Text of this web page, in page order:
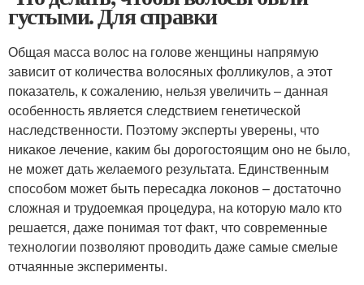
густыми. Для справки
Общая масса волос на голове женщины напрямую
зависит от количества волосяных фолликулов, а этот
показатель, к сожалению, нельзя увеличить – данная
особенность является следствием генетической
наследственности. Поэтому эксперты уверены, что
никакое лечение, каким бы дорогостоящим оно не было,
не может дать желаемого результата. Единственным
способом может быть пересадка локонов – достаточно
сложная и трудоемкая процедура, на которую мало кто
решается, даже понимая тот факт, что современные
технологии позволяют проводить даже самые смелые
отчаянные эксперименты.